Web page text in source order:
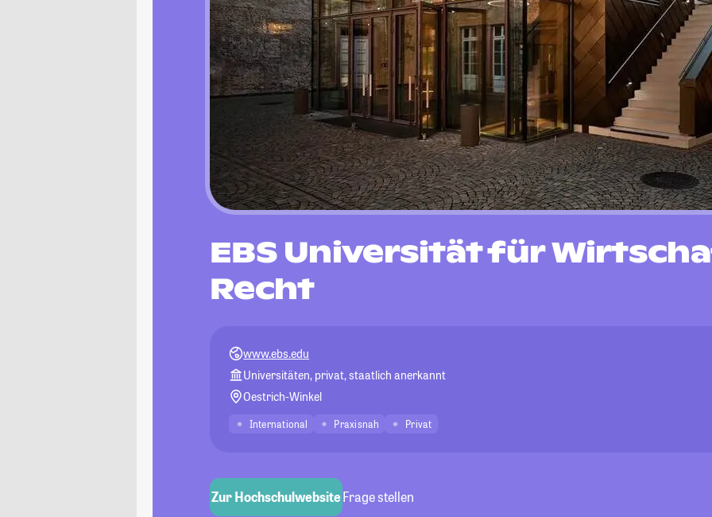
EBS Universität für
Recht
www.ebs.edu
Universitäten, privat, staatlich anerkannt
Oestrich-Winkel
International Praxisnah Privat
Zur HochschulwebsiteFrage stellen